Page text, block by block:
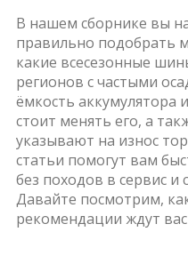
В нашем сборнике вы
правильно подобрать
какие всесезонные
регионов с частыми
ёмкость аккумулятора
стоит менять его, а
указывают на износ
статьи помогут вам
без походов в сервис и
Давайте посмотрим,
рекомендации ждут